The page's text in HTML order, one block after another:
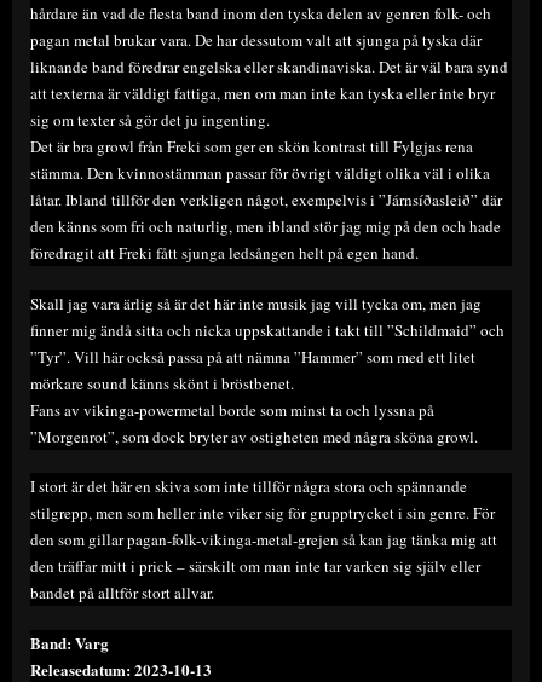
hårdare än vad de flesta band inom den tyska delen av genren folk- och
pagan metal brukar vara. De har dessutom valt att sjunga på tyska där
liknande band föredrar engelska eller skandinaviska. Det är väl bara synd
att texterna är väldigt fattiga, men om man inte kan tyska eller inte bryr
sig om texter så gör det ju ingenting.
Det är bra growl från Freki som ger en skön kontrast till Fylgjas rena
stämma. Den kvinnostämman passar för övrigt väldigt olika väl i olika
låtar. Ibland tillför den verkligen något, exempelvis i ”Járnsíðasleið” där
den känns som fri och naturlig, men ibland stör jag mig på den och hade
föredragit att Freki fått sjunga ledsången helt på egen hand.
Skall jag vara ärlig så är det här inte musik jag vill tycka om, men jag
finner mig ändå sitta och nicka uppskattande i takt till ”Schildmaid” och
”Tyr”. Vill här också passa på att nämna ”Hammer” som med ett litet
mörkare sound känns skönt i bröstbenet.
Fans av vikinga-powermetal borde som minst ta och lyssna på
”Morgenrot”, som dock bryter av ostigheten med några sköna growl.
I stort är det här en skiva som inte tillför några stora och spännande
stilgrepp, men som heller inte viker sig för grupptrycket i sin genre. För
den som gillar pagan-folk-vikinga-metal-grejen så kan jag tänka mig att
den träffar mitt i prick – särskilt om man inte tar varken sig själv eller
bandet på alltför stort allvar.
Band: Varg
Releasedatum: 2023-10-13